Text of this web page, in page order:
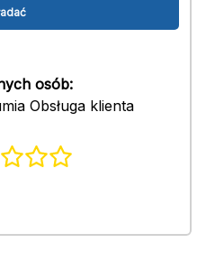
osób:
Obsługa klienta